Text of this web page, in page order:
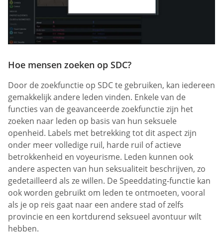
Hoe mensen zoeken op SDC?
Door de zoekfunctie op SDC te gebruiken, kan iedereen
gemakkelijk andere leden vinden. Enkele van de
functies van de geavanceerde zoekfunctie zijn het
zoeken naar leden op basis van hun seksuele
openheid. Labels met betrekking tot dit aspect zijn
onder meer volledige ruil, harde ruil of actieve
betrokkenheid en voyeurisme. Leden kunnen ook
andere aspecten van hun seksualiteit beschrijven, zo
gedetailleerd als ze willen. De Speeddating-functie kan
ook worden gebruikt om leden te ontmoeten, vooral
als je op reis gaat naar een andere stad of zelfs
provincie en een kortdurend seksueel avontuur wilt
hebben.